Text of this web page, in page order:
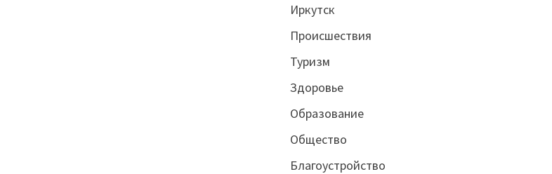
Иркутск
Происшествия
Туризм
Здоровье
Образование
Общество
Благоустройство